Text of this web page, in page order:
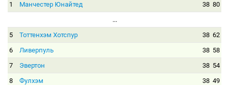
1
Манчестер Юнайтед 38 80
...
5
Тоттенхэм Хотспур 38 62
6
Ливерпуль 38 58
7
Эвертон 38 54
8
Фулхэм 38 49